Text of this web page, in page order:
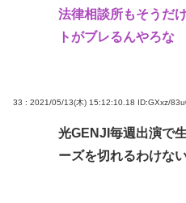
法律相談所もそうだ
トがブレるんやろな
33 : 2021/05/13(木) 15:12:10.18 ID:GXxz/
光GENJI毎週出演で
ーズを切れるわけな